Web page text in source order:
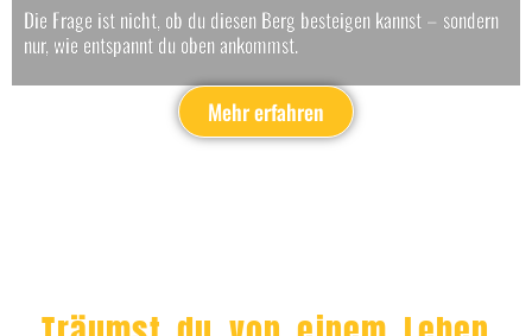
Die Frage ist nicht, ob du diesen Berg besteigen kannst – sondern
nur, wie entspannt du oben ankommst.
Mehr erfahren